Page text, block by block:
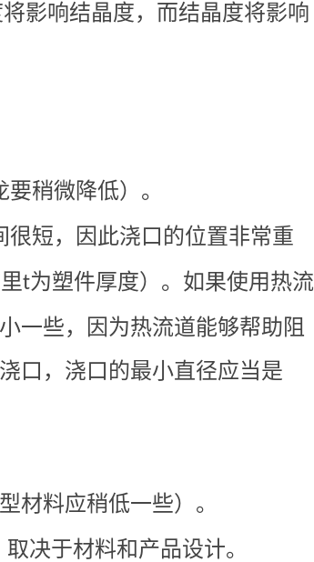
影响结晶度，而结晶度将影响
稍微降低）。
很短，因此浇口的位置非常重
t为塑件厚度）。如果使用热流
一些，因为热流道能够帮助阻
口，浇口的最小直径应当是
材料应稍低一些）。
取决于材料和产品设计。